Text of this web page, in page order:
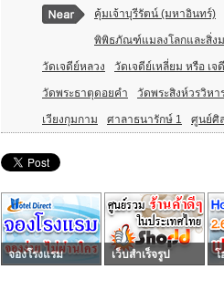
คุ้มเจ้าบุรีรัตน์ (มหาอินทร์)
พิพิธภัณฑ์แมลงโลกและสิ่ง
วัดเจดีย์หลวง วัดเจดีย์เหลี่ยม หรือ เจ
วัดพระธาตุดอยคำ วัดพระสิงห์วรวิหา
เวียงกุมกาม ศาลาธนารักษ์ 1 ศูนย์ศิ
จองโรงแรม เว็บสำเร็จรูป โ